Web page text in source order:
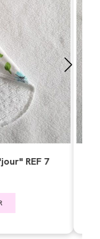
REF 5